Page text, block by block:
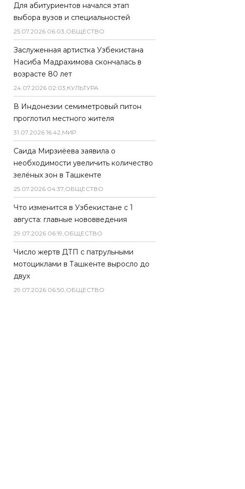
Для абитуриентов начался этап
выбора вузов и специальностей
25.07.2026 06:03,ОБЩЕСТВО
Заслуженная артистка Узбекистана
Насиба Мадрахимова скончалась в
возрасте 80 лет
24.07.2026 02:03,КУЛЬТУРА
В Индонезии семиметровый питон
проглотил местного жителя
31.07.2026 16:42,МИР
Саида Мирзиёева заявила о
необходимости увеличить количество
зелёных зон в Ташкенте
25.07.2026 04:37,ОБЩЕСТВО
Что изменится в Узбекистане с 1
августа: главные нововведения
29.07.2026 06:19,ОБЩЕСТВО
Число жертв ДТП с патрульными
мотоциклами в Ташкенте выросло до
двух
29.07.2026 06:50,ОБЩЕСТВО